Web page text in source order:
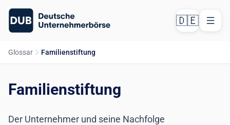
🇩🇪
Glossar Familienstiftung
Familienstiftung
Der Unternehmer und seine Nachfolge